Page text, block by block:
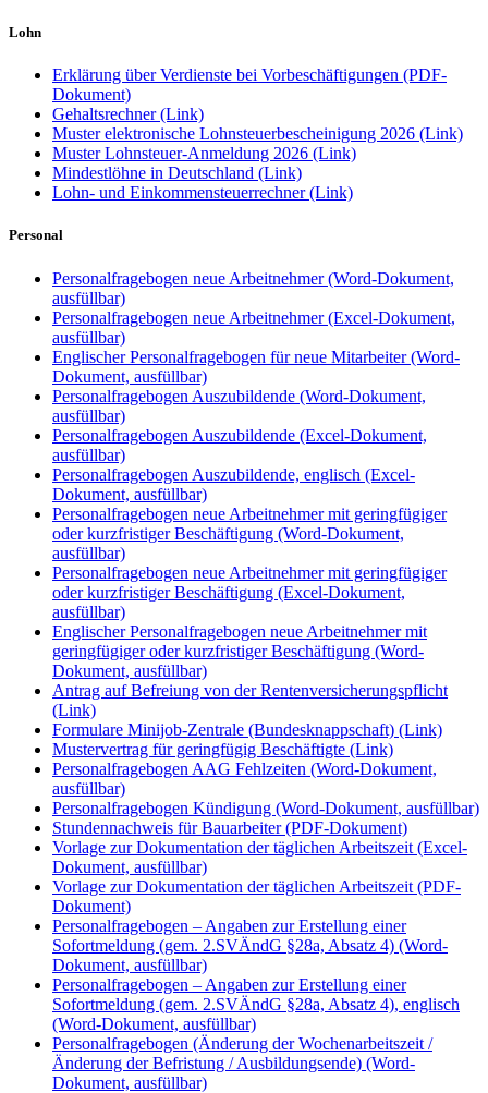
Lohn
Erklärung über Verdienste bei Vorbeschäftigungen (PDF-
Dokument)
Gehaltsrechner (Link)
Muster elektronische Lohnsteuerbescheinigung 2026 (Link)
Muster Lohnsteuer-Anmeldung 2026 (Link)
Mindestlöhne in Deutschland (Link)
Lohn- und Einkommensteuerrechner (Link)
Personal
Personalfragebogen neue Arbeitnehmer (Word-Dokument,
ausfüllbar)
Personalfragebogen neue Arbeitnehmer (Excel-Dokument,
ausfüllbar)
Englischer Personalfragebogen für neue Mitarbeiter (Word-
Dokument, ausfüllbar)
Personalfragebogen Auszubildende (Word-Dokument,
ausfüllbar)
Personalfragebogen Auszubildende (Excel-Dokument,
ausfüllbar)
Personalfragebogen Auszubildende, englisch (Excel-
Dokument, ausfüllbar)
Personalfragebogen neue Arbeitnehmer mit geringfügiger
oder kurzfristiger Beschäftigung (Word-Dokument,
ausfüllbar)
Personalfragebogen neue Arbeitnehmer mit geringfügiger
oder kurzfristiger Beschäftigung (Excel-Dokument,
ausfüllbar)
Englischer Personalfragebogen neue Arbeitnehmer mit
geringfügiger oder kurzfristiger Beschäftigung (Word-
Dokument, ausfüllbar)
Antrag auf Befreiung von der Rentenversicherungspflicht
(Link)
Formulare Minijob-Zentrale (Bundesknappschaft) (Link)
Mustervertrag für geringfügig Beschäftigte (Link)
Personalfragebogen AAG Fehlzeiten (Word-Dokument,
ausfüllbar)
Personalfragebogen Kündigung (Word-Dokument, ausfüllbar)
Stundennachweis für Bauarbeiter (PDF-Dokument)
Vorlage zur Dokumentation der täglichen Arbeitszeit (Excel-
Dokument, ausfüllbar)
Vorlage zur Dokumentation der täglichen Arbeitszeit (PDF-
Dokument)
Personalfragebogen – Angaben zur Erstellung einer
Sofortmeldung (gem. 2.SVÄndG §28a, Absatz 4) (Word-
Dokument, ausfüllbar)
Personalfragebogen – Angaben zur Erstellung einer
Sofortmeldung (gem. 2.SVÄndG §28a, Absatz 4), englisch
(Word-Dokument, ausfüllbar)
Personalfragebogen (Änderung der Wochenarbeitszeit /
Änderung der Befristung / Ausbildungsende) (Word-
Dokument, ausfüllbar)